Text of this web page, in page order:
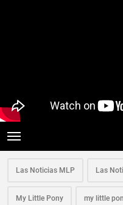
Las Noticias MLP Las
My Little Pony my little